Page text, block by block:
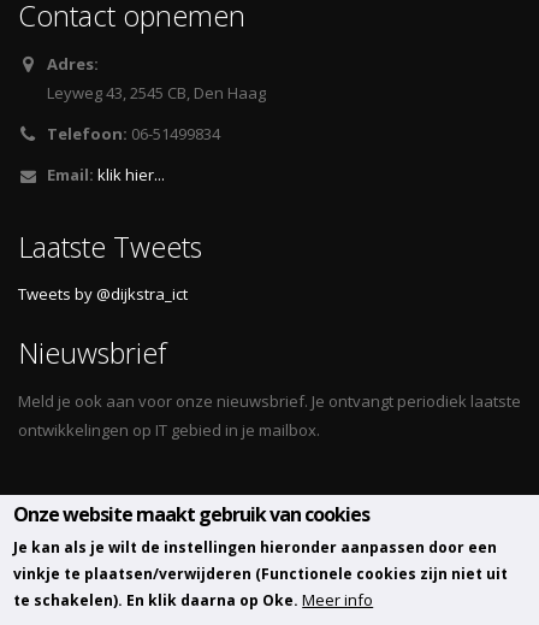
Contact opnemen
Adres:
Leyweg 43, 2545 CB, Den Haag
Telefoon: 06-51499834
Email: klik hier...
Laatste Tweets
Tweets by @dijkstra_ict
Nieuwsbrief
Meld je ook aan voor onze nieuwsbrief. Je ontvangt periodiek laatste
ontwikkelingen op IT gebied in je mailbox.
Volg ons
Onze website maakt gebruik van cookies
Je kan als je wilt de instellingen hieronder aanpassen door een
vinkje te plaatsen/verwijderen (Functionele cookies zijn niet uit
te schakelen). En klik daarna op Oke. Meer info